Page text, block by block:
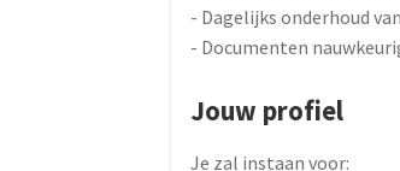
- Dagelijks onderhoud
- Documenten
Jouw profiel
Je zal instaan voor: